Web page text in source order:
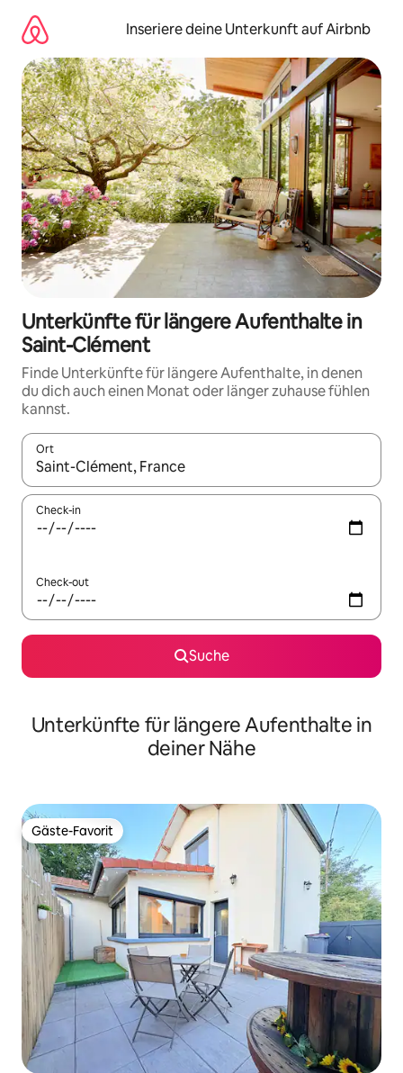
Inhalten
springen
Inseriere deine Unterkunft auf Airbnb
Unterkünfte für längere Aufenthalte in
Saint-Clément
Finde Unterkünfte für längere Aufenthalte, in denen
du dich auch einen Monat oder länger zuhause fühlen
kannst.
Ort
Wenn Ergebnisse verfügbar sind, navigiere mit den
Check-in
Check-out
Suche
Unterkünfte für längere Aufenthalte in
deiner Nähe
Gäste-Favorit
Gäste-Favorit